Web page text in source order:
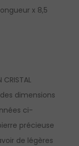
x 8,5
dimensions
ci-
précieuse
de légères